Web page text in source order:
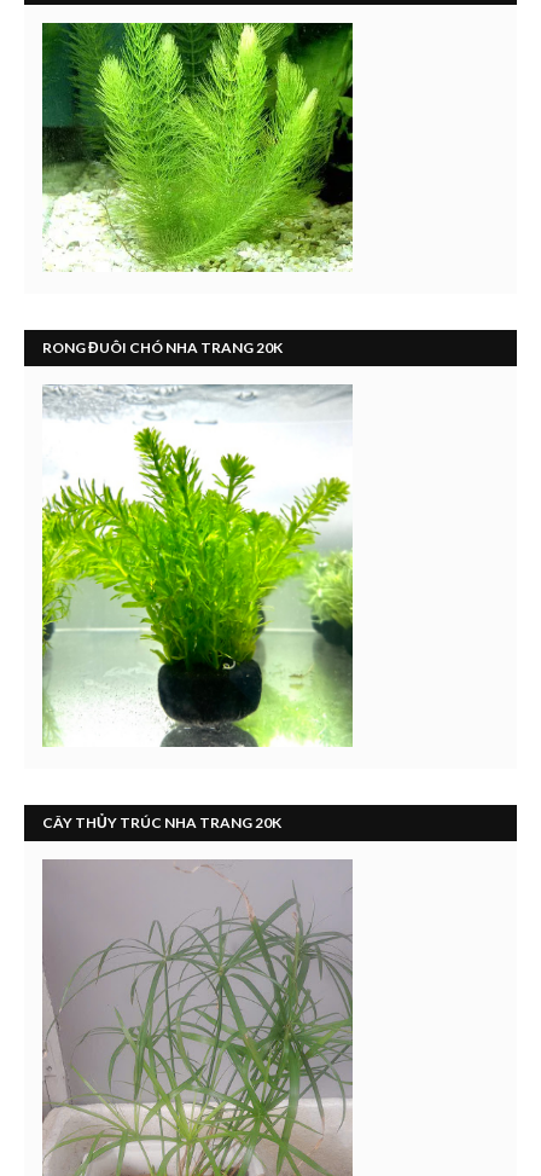
RONG ĐUÔI CHÓ NHA TRANG 20K
CÂY THỦY TRÚC NHA TRANG 20K